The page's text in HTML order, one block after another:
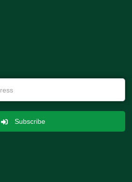
Subscribe